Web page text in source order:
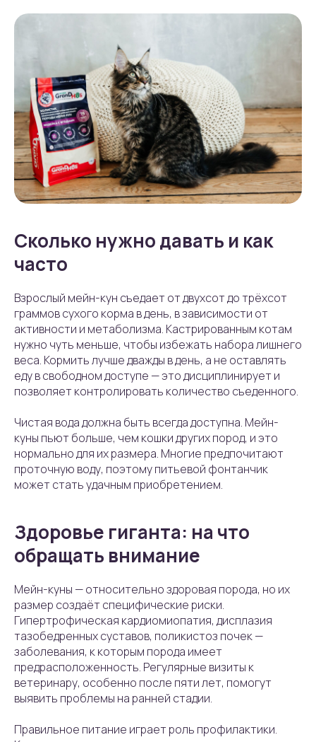
Сколько нужно давать и как
часто
Взрослый мейн-кун съедает от двухсот до трёхсот
граммов сухого корма в день, в зависимости от
активности и метаболизма. Кастрированным котам
нужно чуть меньше, чтобы избежать набора лишнего
веса. Кормить лучше дважды в день, а не оставлять
еду в свободном доступе — это дисциплинирует и
позволяет контролировать количество съеденного.
Чистая вода должна быть всегда доступна. Мейн-
куны пьют больше, чем кошки других пород, и это
нормально для их размера. Многие предпочитают
проточную воду, поэтому питьевой фонтанчик
может стать удачным приобретением.
Здоровье гиганта: на что
обращать внимание
Мейн-куны — относительно здоровая порода, но их
размер создаёт специфические риски.
Гипертрофическая кардиомиопатия, дисплазия
тазобедренных суставов, поликистоз почек —
заболевания, к которым порода имеет
предрасположенность. Регулярные визиты к
ветеринару, особенно после пяти лет, помогут
выявить проблемы на ранней стадии.
Правильное питание играет роль профилактики.